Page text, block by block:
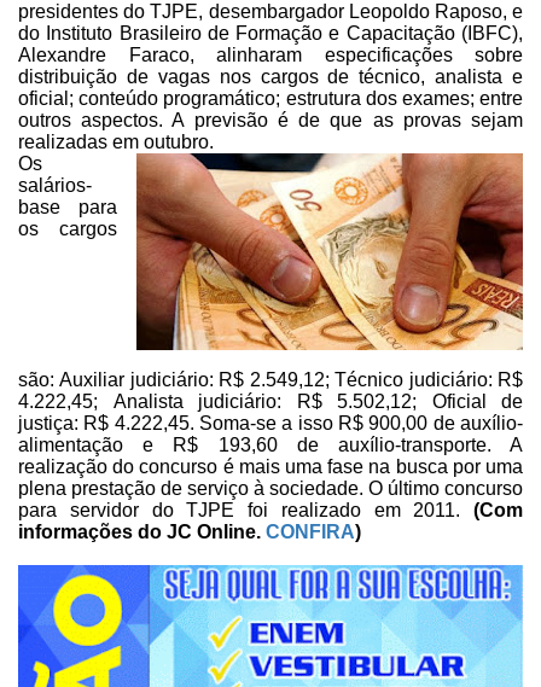
presidentes do TJPE, desembargador Leopoldo Raposo, e
do Instituto Brasileiro de Formação e Capacitação (IBFC),
Alexandre Faraco, alinharam especificações sobre
distribuição de vagas nos cargos de técnico, analista e
oficial; conteúdo programático; estrutura dos exames; entre
outros aspectos. A previsão é de que as provas sejam
realizadas em outubro.
Os
salários-
base para
os cargos
são: Auxiliar judiciário: R$ 2.549,12; Técnico judiciário: R$
4.222,45; Analista judiciário: R$5.502,12; Oficial de
justiça: R$ 4.222,45. Soma-se a isso R$ 900,00 de auxílio-
alimentação e R$ 193,60 de auxílio-transporte. A
realização do concurso é mais uma fase na busca por uma
plena prestação de serviço à sociedade. O último concurso
para servidor do TJPE foi realizado em 2011. (Com
informações do JC Online. CONFIRA)